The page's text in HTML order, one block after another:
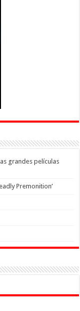
grandes películas
Premonition’